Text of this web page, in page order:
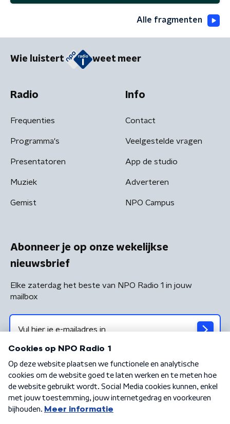
Alle fragmenten
Wie luistert weet meer
Radio
Frequenties
Programma's
Presentatoren
Muziek
Gemist
Info
Contact
Veelgestelde vragen
App de studio
Adverteren
NPO Campus
Abonneer je op onze wekelijkse
nieuwsbrief
Elke zaterdag het beste van NPO Radio 1 in jouw
mailbox
Algemene voorwaarden